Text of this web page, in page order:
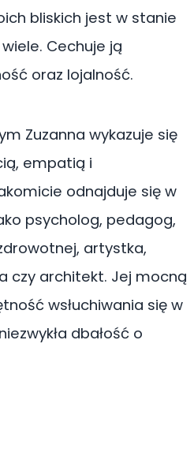
bliskich jest w stanie
Cechuje ją
oraz lojalność.
Zuzanna wykazuje się
empatią i
odnajduje się w
psycholog, pedagog,
artystka,
czy architekt. Jej mocną
wsłuchiwania się w
dbałość o